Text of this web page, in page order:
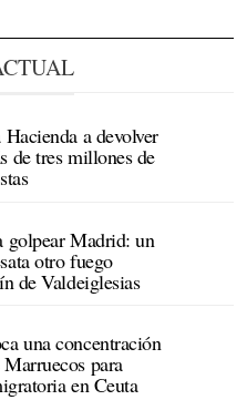
a devolver
de tres millones de
golpear Madrid: un
otro fuego
de Valdeiglesias
una concentración
para
en Ceuta